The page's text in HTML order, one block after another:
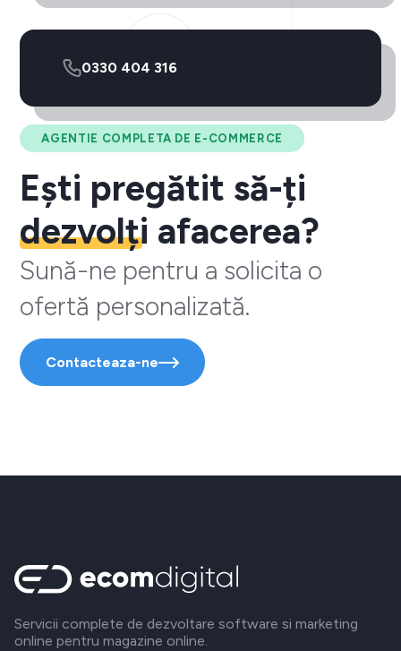
AGENTIE COMPLETA DE E-COMMERCE
Ești pregătit să-ți
dezvolți afacerea?
Sună-ne pentru a solicita o
ofertă personalizată.
Contacteaza-ne
0330 404 316
Servicii complete de dezvoltare software si marketing
online pentru magazine online.